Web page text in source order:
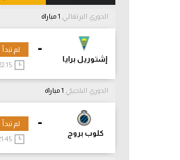
الدوري البرتغالي
-
إشتوريل برايا
لم تبدأ
22:15
الدوري البلجيكي
-
كلوب بروج
لم تبدأ